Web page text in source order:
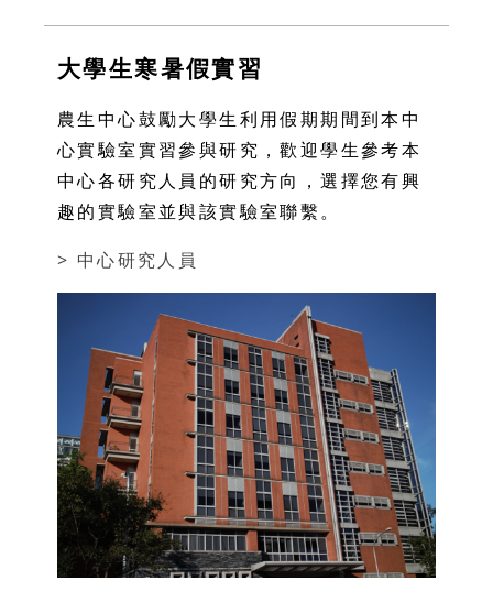
大學生寒暑假實習
農生中心鼓勵大學生利用假期期間到本中
心實驗室實習參與研究，歡迎學生參考本
中心各研究人員的研究方向，選擇您有興
趣的實驗室並與該實驗室聯繫。
> 中心研究人員